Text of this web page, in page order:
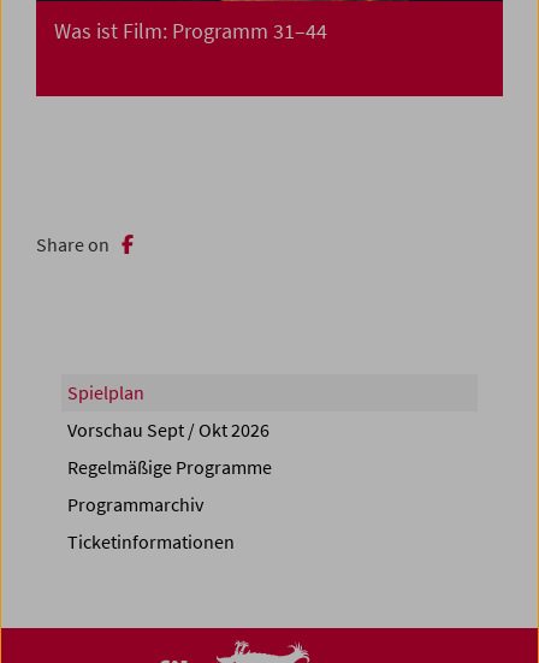
Was ist Film: Programm 31–44
Share on
Spielplan
Vorschau Sept / Okt 2026
Regelmäßige Programme
Programmarchiv
Ticketinformationen